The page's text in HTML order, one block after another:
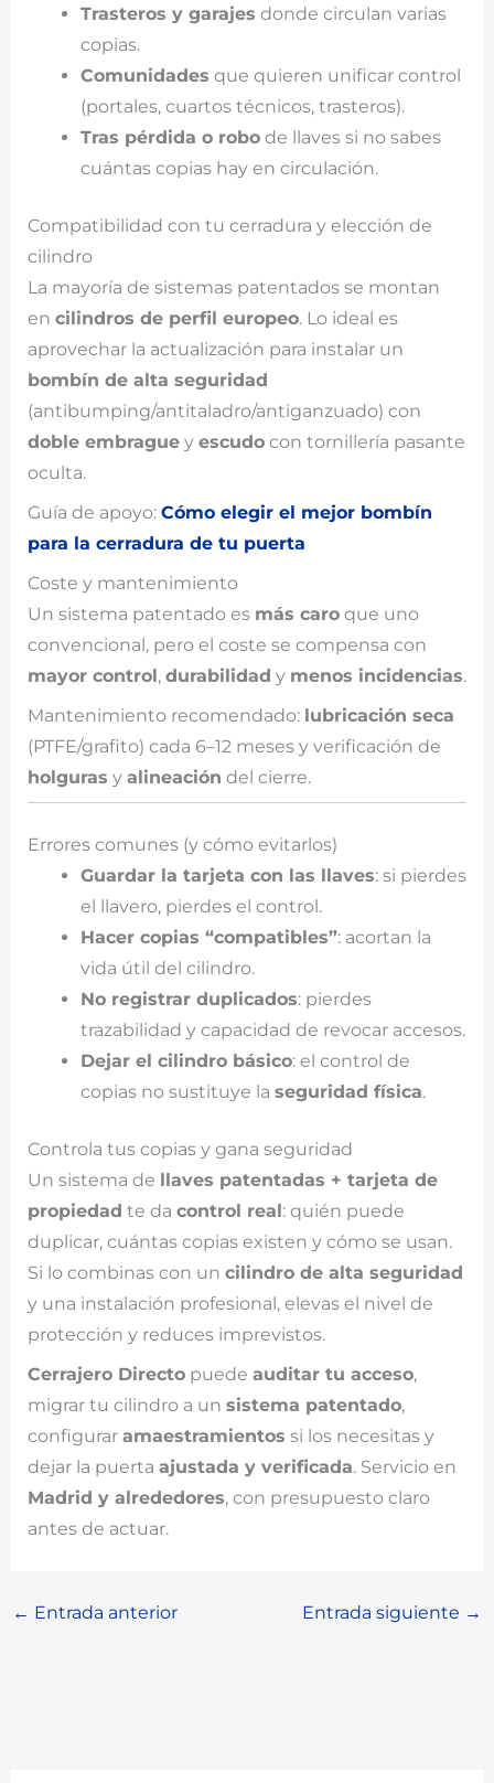
Trasteros y garajes donde circulan varias
copias.
Comunidades que quieren unificar control
(portales, cuartos técnicos, trasteros).
Tras pérdida o robode llaves si no sabes
cuántas copias hay en circulación.
Compatibilidad con tu cerradura y elección de
cilindro
La mayoría de sistemas patentados se montan
en cilindros de perfil europeo. Lo ideal es
aprovechar la actualización para instalar un
bombín de alta seguridad
(antibumping/antitaladro/antiganzuado) con
doble embraguey escudocon tornillería pasante
oculta.
Guía de apoyo: Cómo elegir el mejor bombín
para la cerradura de tu puerta
Coste y mantenimiento
Un sistema patentado es más caroque uno
convencional, pero el coste se compensa con
mayor control, durabilidad y menos incidencias.
Mantenimiento recomendado: lubricación seca
(PTFE/grafito) cada 6–12 meses y verificación de
holguras y alineación del cierre.
Errores comunes (y cómo evitarlos)
Guardar la tarjeta con las llaves: si pierdes
el llavero, pierdes el control.
Hacer copias “compatibles”: acortan la
vida útil del cilindro.
No registrar duplicados: pierdes
trazabilidad y capacidad de revocar accesos.
Dejar el cilindro básico: el control de
copias no sustituye la seguridad física.
Controla tus copias y gana seguridad
Un sistema de llaves patentadas + tarjeta de
propiedad te da control real: quién puede
duplicar, cuántas copias existen y cómo se usan.
Si lo combinas con un cilindro de alta seguridad
y una instalación profesional, elevas el nivel de
protección y reduces imprevistos.
Cerrajero Directopuede auditar tu acceso,
migrar tu cilindro a un sistema patentado,
configurar amaestramientos si los necesitas y
dejar la puerta ajustada y verificada. Servicio en
Madrid y alrededores, con presupuesto claro
antes de actuar.
← Entrada anterior Entrada siguiente →